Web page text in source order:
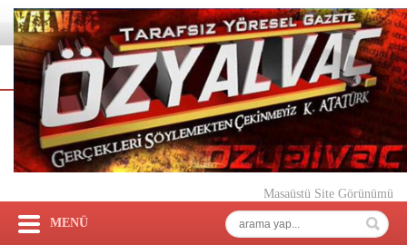
Masaüstü Site Görünümü
MENÜ